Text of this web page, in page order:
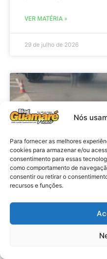
Nós
Para fornecer as melhores
cookies para armazenar e/ou
consentimento para essas
como comportamento de
consentir ou retirar o
recursos e funções.
VER MATÉRIA »
29 de julho de 2026
Acidente: A
professora se
acidente e vai a
no Alto do